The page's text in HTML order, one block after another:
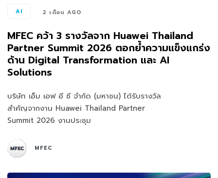
AI 2 เดือน AGO
MFEC คว้า 3 รางวัลจาก Huawei Thailand
Partner Summit 2026 ตอกย้ำความแข็งแกร่ง
ด้าน Digital Transformation และ AI
Solutions
บริษัท เอ็ม เอฟ อี ซี จำกัด (มหาชน) ได้รับรางวัล
สำคัญจากงาน Huawei Thailand Partner
Summit 2026 งานประชุม
MFEC